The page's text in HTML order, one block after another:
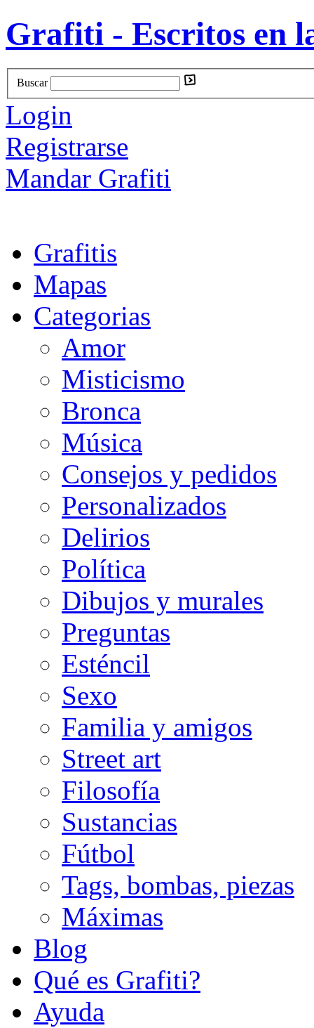
Grafiti - Escritos en
Buscar
Login
Registrarse
Mandar Grafiti
Grafitis
Mapas
Categorias
Amor
Misticismo
Bronca
Música
Consejos y pedidos
Personalizados
Delirios
Política
Dibujos y murales
Preguntas
Esténcil
Sexo
Familia y amigos
Street art
Filosofía
Sustancias
Fútbol
Tags, bombas, piezas
Máximas
Blog
Qué es Grafiti?
Ayuda